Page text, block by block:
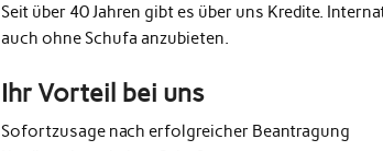
Seit über 40 Jahren gibt es über uns Kredite.
auch ohne Schufa anzubieten.
Ihr Vorteil bei uns
Sofortzusage nach erfolgreicher Beantragung